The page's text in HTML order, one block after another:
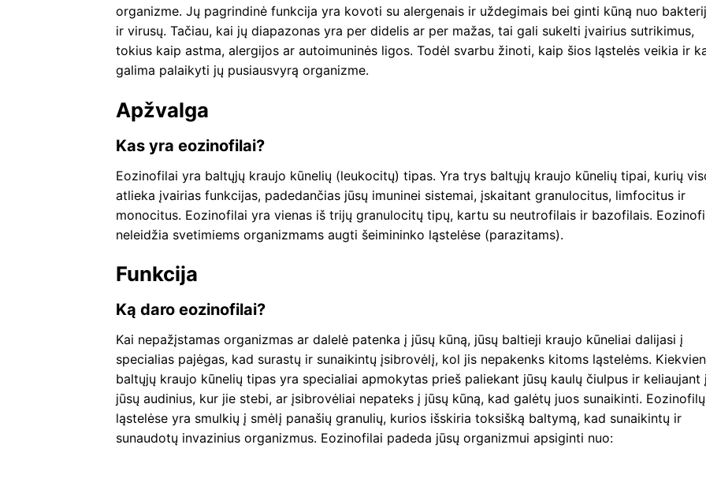
organizme. Jų pagrindinė funkcija yra kovoti su alergenais ir uždegimais bei ginti kūną nuo
ir virusų. Tačiau, kai jų diapazonas yra per didelis ar per mažas, tai gali sukelti įvairius sutrikimus,
tokius kaip astma, alergijos ar autoimuninės ligos. Todėl svarbu žinoti, kaip šios ląstelės veikia ir
galima palaikyti jų pusiausvyrą organizme.
Apžvalga
Kas yra eozinofilai?
Eozinofilai yra baltųjų kraujo kūnelių (leukocitų) tipas. Yra trys baltųjų kraujo kūnelių tipai, kurių
atlieka įvairias funkcijas, padedančias jūsų imuninei sistemai, įskaitant granulocitus, limfocitus ir
monocitus. Eozinofilai yra vienas iš trijų granulocitų tipų, kartu su neutrofilais ir bazofilais.
neleidžia svetimiems organizmams augti šeimininko ląstelėse (parazitams).
Funkcija
Ką daro eozinofilai?
Kai nepažįstamas organizmas ar dalelė patenka į jūsų kūną, jūsų baltieji kraujo kūneliai dalijasi į
specialias pajėgas, kad surastų ir sunaikintų įsibrovėlį, kol jis nepakenks kitoms ląstelėms.
baltųjų kraujo kūnelių tipas yra specialiai apmokytas prieš paliekant jūsų kaulų čiulpus ir keliaujant į
jūsų audinius, kur jie stebi, ar įsibrovėliai nepateks į jūsų kūną, kad galėtų juos sunaikinti. Eozinofilų
ląstelėse yra smulkių į smėlį panašių granulių, kurios išskiria toksišką baltymą, kad sunaikintų ir
sunaudotų invazinius organizmus. Eozinofilai padeda jūsų organizmui apsiginti nuo: